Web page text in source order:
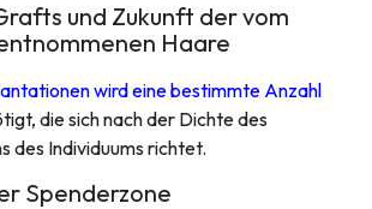
und Zukunft der vom
Haare
wird eine bestimmte Anzahl
die sich nach der Dichte des
des Individuums richtet.
Spenderzone